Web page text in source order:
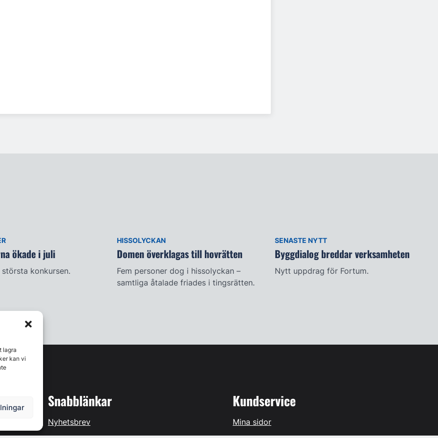
lagra
kan vi
ökade i juli
konkursen.
HISSOLYCKAN
Domen överklagas till hovrätten
Fem personer dog i hissolyckan –
samtliga åtalade friades i tingsrätten.
SENASTE NYTT
Byggdialog breddar verksamheten
Nytt uppdrag för Fortum.
Snabblänkar
Nyhetsbrev
Kundservice
Mina sidor